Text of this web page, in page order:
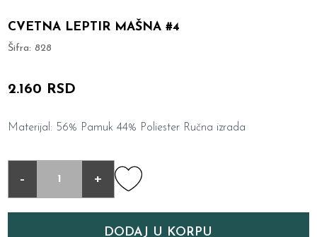
CVETNA LEPTIR MAŠNA #4
Šifra:828
2.160 RSD
Materijal: 56% Pamuk 44% Poliester Ručna izrada
- +
DODAJ U KORPU